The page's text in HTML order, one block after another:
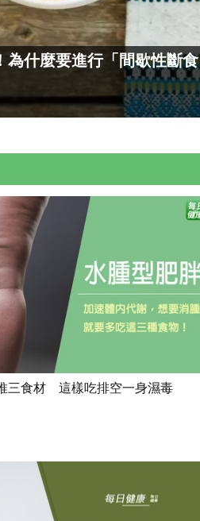
為什麼要進行「間歇性斷
三食材 這樣吃排空一身濕毒